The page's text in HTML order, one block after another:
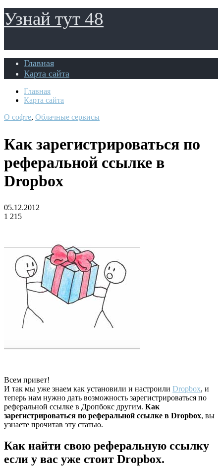
Узнай тут 48
Главная
Карта сайта
Главная
Карта сайта
О софте, Облачные сервисы
Как зарегистрироваться по
реферальной ссылке в
Dropbox
05.12.2012
1 215
Всем привет!
И так мы уже знаем как установили и настроили Dropbox, и
теперь нам нужно дать возможность зарегистрироваться по
реферальной ссылке в Дропбокс другим. Как
зарегистрироваться по реферальной ссылке в Dropbox, вы
узнаете прочитав эту статью.
Как найти свою реферальную ссылку
если у вас уже стоит Dropbox.